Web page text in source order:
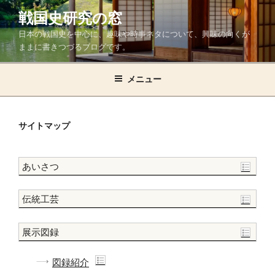
コ
ン
ン
ツ
ス
戦国史研究の窓
日本の戦国史を中心に、趣味や時事ネタについて、興味の向くが
ままに書きつづるブログです。
メニュー
サイトマップ
あいさつ
伝統工芸
展示図録
図録紹介